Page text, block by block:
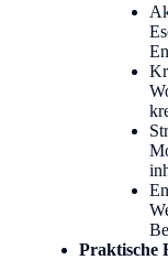
Praktische